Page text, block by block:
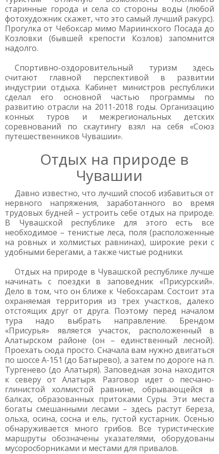
старинные города и села со стороны воды (любой
фотохудожник скажет, что это самый лучший ракурс).
Прогулка от Чебоксар мимо Мариинского Посада до
Козловки (бывшей крепости Козлов) запомнится
надолго.
Спортивно-оздоровительный туризм здесь
считают главной перспективой в развитии
индустрии отдыха. Кабинет министров республики
сделал его основной частью программы по
развитию отрасли на 2011-2018 годы. Организацию
конных туров и межрегиональных детских
соревнований по скаутингу взял на себя «Союз
путешественников Чувашии».
Отдых на природе в
Чувашии
Давно известно, что лучший способ избавиться от
нервного напряжения, заработанного во время
трудовых будней – устроить себе отдых на природе.
В Чувашской республике для этого есть все
необходимое – тенистые леса, поля (расположенные
на ровных и холмистых равнинах), широкие реки с
удобными берегами, а также чистые родники.
Отдых на природе в Чувашской республике лучше
начинать с поездки в заповедник «Присурский».
Дело в том, что он ближе к Чебоксарам. Состоит эта
охраняемая территория из трех участков, далеко
отстоящих друг от друга. Поэтому перед началом
тура надо выбрать направление. Брендом
«Присурья» является участок, расположенный в
Алатырском районе (он – единственный лесной).
Проехать сюда просто. Сначала вам нужно двигаться
по шоссе А-151 (до Батырево), а затем по дороге на п.
Тургенево (до Алатыря). Заповедная зона находится
к северу от Алатыря. Разговор идет о песчано-
глинистой холмистой равнине, обрывающейся в
балках, образованных притоками Суры. Эти места
богаты смешанными лесами – здесь растут береза,
ольха, осина, сосна и ель, густой кустарник. Осенью
обнаруживается много грибов. Все туристические
маршруты обозначены указателями, оборудованы
мусоросборниками и местами для привалов.